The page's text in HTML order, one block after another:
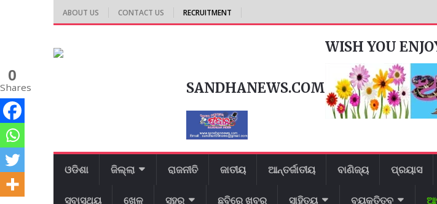
ABOUT US CONTACT US RECRUITMENT
WISH YOU
SANDHANEWS.COM
ଓଡିଶା ଜିଲ୍ଲା ରାଜନୀତି ଜାତୀୟ ଆନ୍ତର୍ଜାତୀୟ ବାଣିଜ୍ୟ ପ୍ରୟାସ
ସ୍ବାସ୍ଥ୍ୟ ଖେଳ ସହର ଛବିରେ ଖବର ସାହିତ୍ୟ ବ୍ୟକ୍ତିତ୍ବ
0
Shares